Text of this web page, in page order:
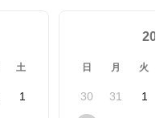
土
1
日 月 火
30 31 1